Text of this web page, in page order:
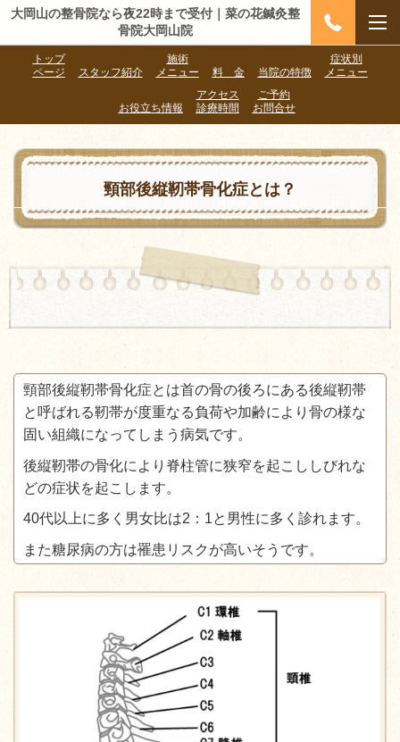
大岡山の整骨院なら夜22時まで受付｜菜の花鍼灸整
骨院大岡山院
トップ
ページ
スタッフ紹介
施術
メニュー
料 金 当院の特徴
症状別
メニュー
お役立ち情報
アクセス
診療時間
ご予約
お問合せ
頸部後縦靭帯骨化症とは？
頸部後縦靭帯骨化症とは首の骨の後ろにある後縦靭帯
と呼ばれる靭帯が度重なる負荷や加齢により骨の様な
固い組織になってしまう病気です。
後縦靭帯の骨化により脊柱管に狭窄を起こししびれな
どの症状を起こします。
40代以上に多く男女比は2：1と男性に多く診れます。
また糖尿病の方は罹患リスクが高いそうです。